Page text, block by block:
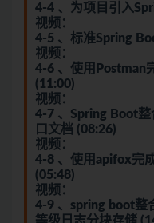
4-4 、为项目引入
视频：
4-5 、标准Spring
视频：
4-6 、使用Postman
(11:00)
视频：
4-7 、Spring Boot
口文档 (08:26)
视频：
4-8 、使用apifox完
(05:48)
视频：
4-9 、spring boot整